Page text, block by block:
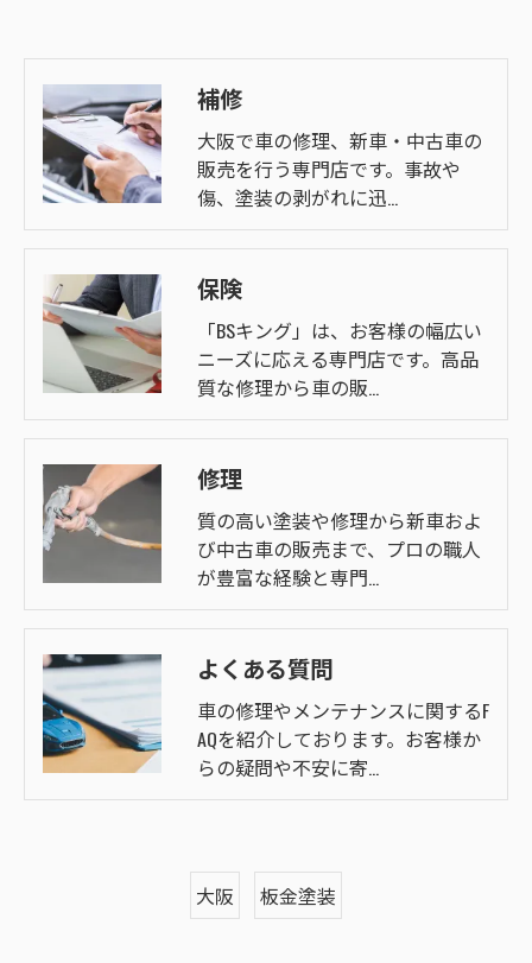
補修
大阪で車の修理、新車・中古車の
販売を行う専門店です。事故や
傷、塗装の剥がれに迅…
保険
「BSキング」は、お客様の幅広い
ニーズに応える専門店です。高品
質な修理から車の販…
修理
質の高い塗装や修理から新車およ
び中古車の販売まで、プロの職人
が豊富な経験と専門…
よくある質問
車の修理やメンテナンスに関するF
AQを紹介しております。お客様か
らの疑問や不安に寄…
大阪 板金塗装